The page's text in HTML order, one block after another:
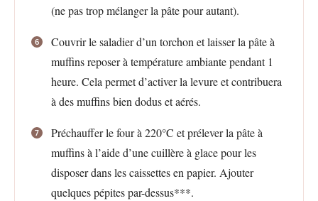
(ne pas trop mélanger la pâte pour autant).
Couvrir le saladier d’un torchon et laisser la pâte à
muffins reposer à température ambiante pendant 1
heure. Cela permet d’activer la levure et contribuera
à des muffins bien dodus et aérés.
Préchauffer le four à 220°C et prélever la pâte à
muffins à l’aide d’une cuillère à glace pour les
disposer dans les caissettes en papier. Ajouter
quelques pépites par-dessus***.